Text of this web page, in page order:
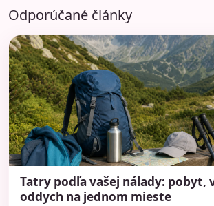
Odporúčané články
Tatry podľa vašej nálady: pobyt,
oddych na jednom mieste